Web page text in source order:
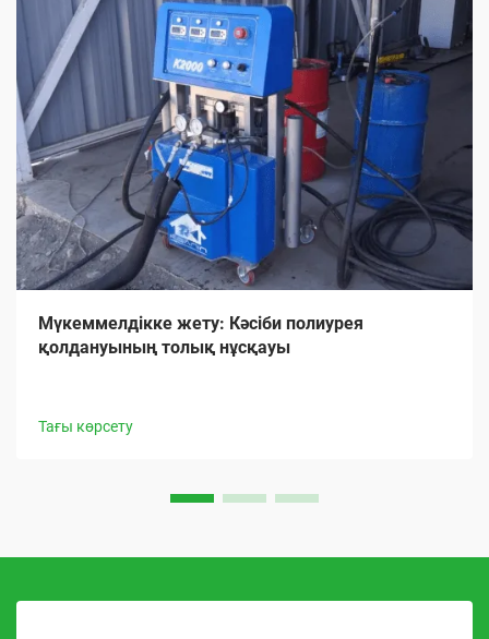
Мүкеммелдікке жету: Кәсіби полиурея
қолдануының толық нұсқауы
Тағы көрсету